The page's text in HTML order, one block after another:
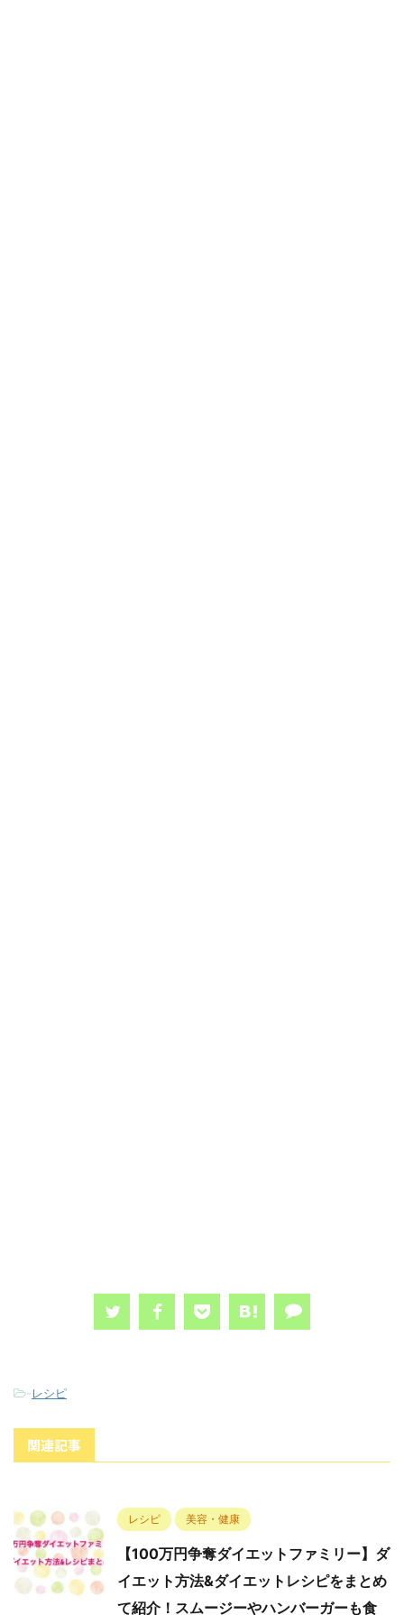
-レシピ
関連記事
レシピ 美容・健康
【100万円争奪ダイエットファミリー】ダ
イエット方法&ダイエットレシピをまとめ
て紹介！スムージーやハンバーガーも食